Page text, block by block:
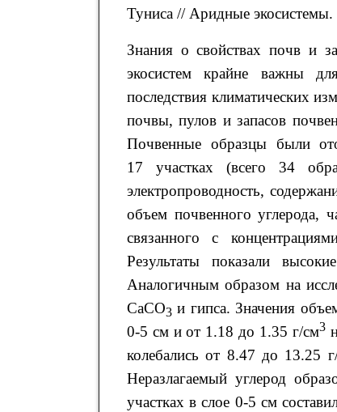
Туниса // Аридные
Знания о свойствах почв и
экосистем крайне важны
последствия климатических
почвы, пулов и запасов
Почвенные образцы были
17 участках (всего 34
электропроводность,
объем почвенного углерода,
связанного с
Результаты показали
Аналогичным образом на
CaCO3 и гипса. Значения
0-5 см и от 1.18 до 1.35 г/см3
колебались от 8.47 до 13.25
Неразлагаемый углерод
участках в слое 0-5 см